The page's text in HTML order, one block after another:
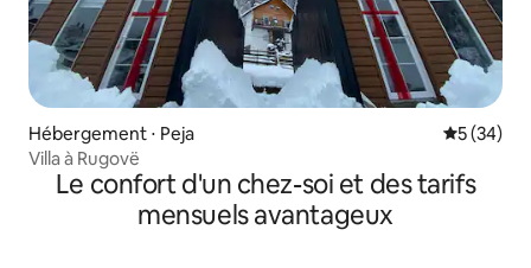
Hébergement ⋅ Peja
5 (34)
Villa à Rugovë
Le confort d'un chez-soi et des tarifs
mensuels avantageux